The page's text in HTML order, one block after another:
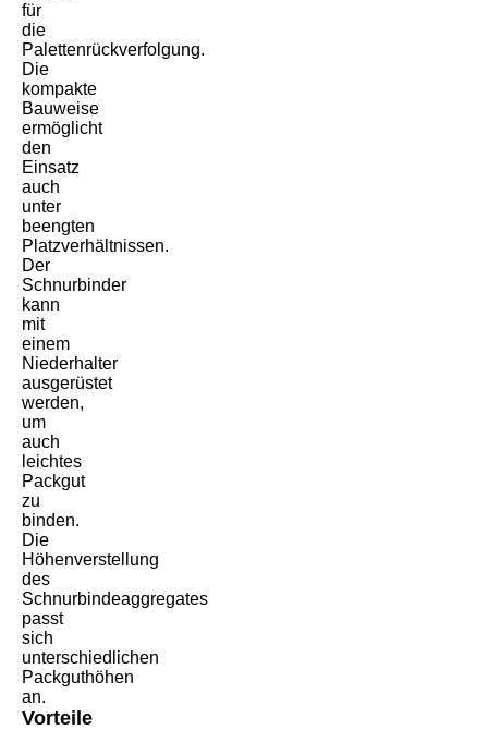
für
die
Palettenrückverfolgung.
Die
kompakte
Bauweise
ermöglicht
den
Einsatz
auch
unter
beengten
Platzverhältnissen.
Der
Schnurbinder
kann
mit
einem
Niederhalter
ausgerüstet
werden,
um
auch
leichtes
Packgut
zu
binden.
Die
Höhenverstellung
des
Schnurbindeaggregates
passt
sich
unterschiedlichen
Packguthöhen
an.
Vorteile